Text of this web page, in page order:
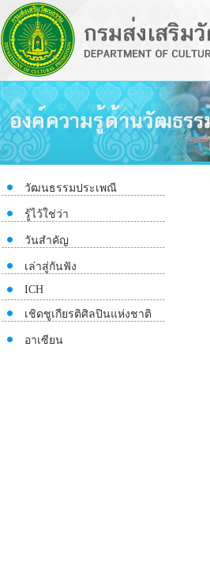
วัฒนธรรมประเพณี
รู้ไว้ใช่ว่า
วันสำคัญ
เล่าสู่กันฟัง
ICH
เชิดชูเกียรติศิลปินแห่งชาติ
อาเซียน